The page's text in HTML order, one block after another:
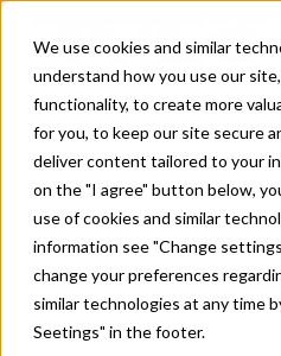
We use cookies and similar
understand how you use our
functionality, to create more
for you, to keep our site secure
deliver content tailored to your
on the "I agree" button below,
use of cookies and similar
information see "Change
change your preferences
similar technologies at any time
Seetings" in the footer.
Skip to main content